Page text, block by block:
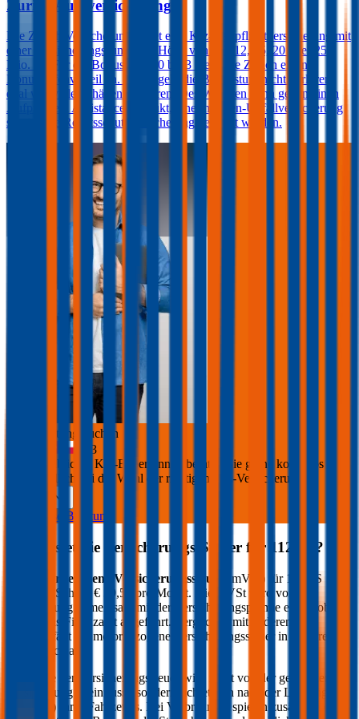
Zurich Autoversicherung
Die Zurich Versicherung bietet eine Kfz-Haftpflichtversicherung mit
einer Versicherungssumme in Höhe von € 8, 12, 15, 20 oder 25
Mio. an. Für die Bonusstufen 0 bis 3 bietet die Zurich einen
Bonusstufenvorteil an. Damit geht die Bonusstufe nicht verloren,
egal wie viele Schäden passieren. Des Weiteren kann gegen einen
Aufpreis ein Assistance-Produkt, eine Insassen-Unfallversicherung
sowie eine Rechtsschutzversicherung gewählt werden.
Jetzt Beratung buchen
3
Die durchblicker Kfz-Expert:innen beraten Sie gerne kostenlos &
unverbindlich bei der Wahl der richtigen Kfz-Versicherung.
Kostenlose Beratung
Was kostet die Versicherungs-Steuer für 112 PS?
motorbezogene Versicherungssteuer (mVSt) für 112
PS
kostet im Schnitt €
39,56
pro Monat. Die mVSt wird von der
Versicherung gemeinsam mit der Versicherungsprämie eingehoben
und an das Finanzamt abgeführt. Verglichen mit anderen EU-
Ländern fällt die motorbezogene Versicherungssteuer in Österreich
relativ hoch aus.
Die Höhe der Versicherungssteuer wird nicht von der gewählten
Versicherung beeinflusst, sondern richtet sich nach der Leistung (PS
bzw. kW) Ihres Fahrzeugs. Bei Verbrennern spielen zusätzlich die